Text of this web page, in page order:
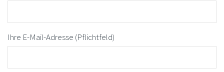
Ihre E-Mail-Adresse (Pflichtfeld)